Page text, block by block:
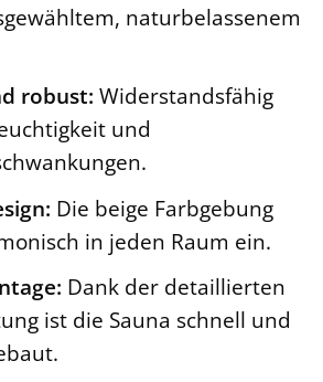
naturbelassenem
robust: Widerstandsfähig
und
Die beige Farbgebung
in jeden Raum ein.
Dank der detaillierten
ist die Sauna schnell und